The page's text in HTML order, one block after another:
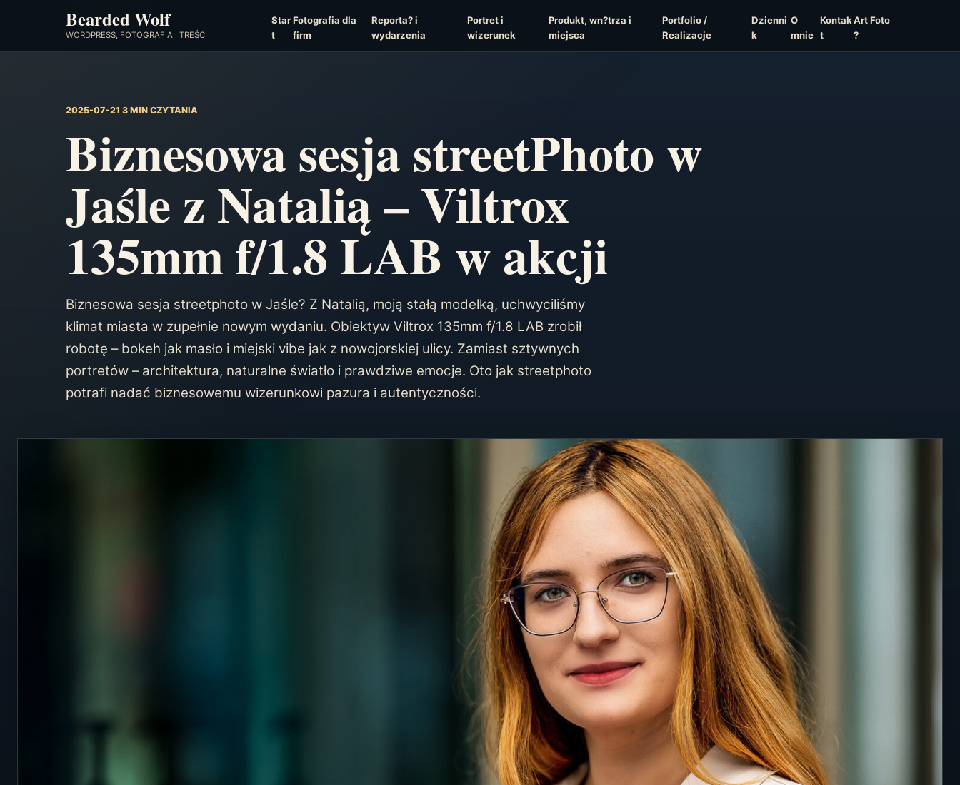
Bearded Wolf
WORDPRESS, FOTOGRAFIA I TREŚCI
Star
t
Fotografia dla
firm
Reporta? i
wydarzenia
Portret i
wizerunek
Produkt, wn?trza i
miejsca
Portfolio /
Realizacje
Dzienni
k
O
mnie
Kontak
t
Art Foto
?
2025-07-21 3 MIN CZYTANIA
Biznesowa sesja streetPhoto w
Jaśle z Natalią – Viltrox
135mm f/1.8 LAB w akcji
Biznesowa sesja streetphoto w Jaśle? Z Natalią, moją stałą modelką, uchwyciliśmy
klimat miasta w zupełnie nowym wydaniu. Obiektyw Viltrox 135mm f/1.8 LAB zrobił
robotę – bokeh jak masło i miejski vibe jak z nowojorskiej ulicy. Zamiast sztywnych
portretów – architektura, naturalne światło i prawdziwe emocje. Oto jak streetphoto
potrafi nadać biznesowemu wizerunkowi pazura i autentyczności.